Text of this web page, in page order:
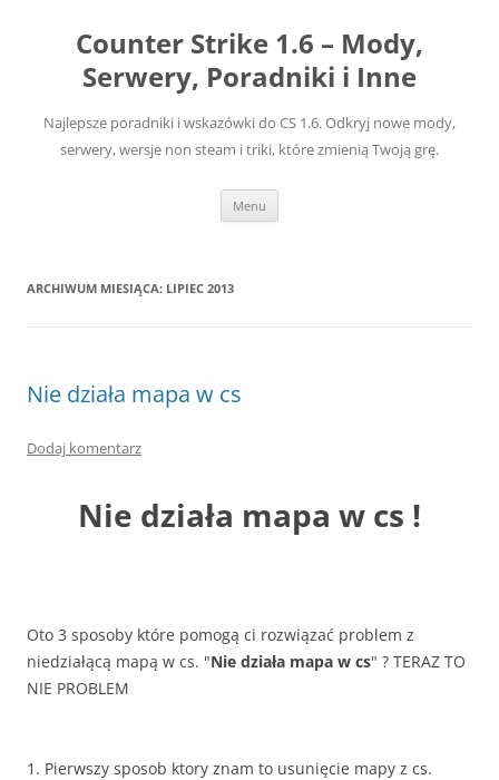
Counter Strike 1.6 – Mody,
Serwery, Poradniki i Inne
Najlepsze poradniki i wskazówki do CS 1.6. Odkryj nowe mody,
serwery, wersje non steam i triki, które zmienią Twoją grę.
Menu
ARCHIWUM MIESIĄCA: LIPIEC 2013
Nie działa mapa w cs
Dodaj komentarz
Nie działa mapa w cs !
Oto 3 sposoby które pomogą ci rozwiązać problem z
niedziałącą mapą w cs. "Nie działa mapa w cs" ? TERAZ TO
NIE PROBLEM
1. Pierwszy sposob ktory znam to usunięcie mapy z cs.